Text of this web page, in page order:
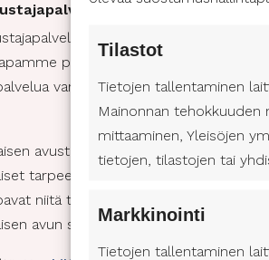
Tilastot
Tietojen tallentaminen
Mainonnan tehokkuuden
mittaaminen, Yleisöjen
tietojen, tilastojen tai
Markkinointi
Tietojen tallentaminen
mukana arjessasi
tarjoaa henkilökohtaisen
perustuu yksilöllisyyden
varmistamme, että jokainen
avustajan avulla on mahdollista
tarpeet ja toiveet ovat etusijalla.
niitä tarvitseville
avun saavuttamisen jokaiselle, joka